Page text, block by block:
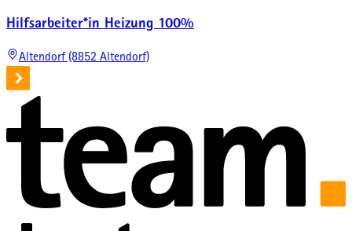
Hilfsarbeiter*in Heizung 100%
Altendorf (8852 Altendorf)